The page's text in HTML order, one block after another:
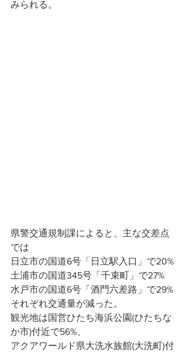
みられる。
県警交通規制課によると、主な交差点
では
日立市の国道6号「日立駅入口」で20%
土浦市の国道345号「千束町」で27%
水戸市の国道6号「酒門六差路」で29%
それぞれ交通量が減った。
観光地は国営ひたち海浜公園(ひたちな
か市)付近で56%、
アクアワールド県大洗水族館(大洗町)付